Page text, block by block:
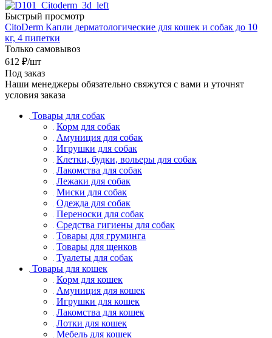
Быстрый просмотр
CitoDerm Капли дерматологические для кошек и собак до 10
кг, 4 пипетки
Только самовывоз
612 ₽/шт
Под заказ
Наши менеджеры обязательно свяжутся с вами и уточнят
условия заказа
Товары для собак
Корм для собак
Амуниция для собак
Игрушки для собак
Клетки, будки, вольеры для собак
Лакомства для собак
Лежаки для собак
Миски для собак
Одежда для собак
Переноски для собак
Средства гигиены для собак
Товары для груминга
Товары для щенков
Туалеты для собак
Товары для кошек
Корм для кошек
Амуниция для кошек
Игрушки для кошек
Лакомства для кошек
Лотки для кошек
Мебель для кошек